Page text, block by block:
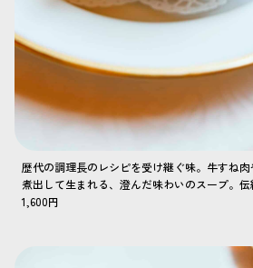
歴代の調理長のレシピを受け継ぐ味。牛すね
煮出して生まれる、澄んだ味わいのスープ。
1,600円